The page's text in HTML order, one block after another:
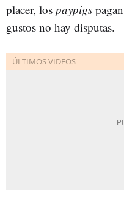
placer, los paypigs
gustos no hay disputas.